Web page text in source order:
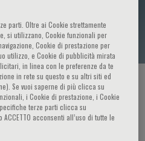
/ RELATORE
parti. Oltre ai Cookie strettamente
si utilizzano, Cookie funzionali per
Cookie di prestazione per
utilizzo, e Cookie di pubblicità mirata
in linea con le preferenze da te
in rete su questo e su altri siti ed
Se vuoi saperne di più clicca su
i Cookie di prestazione, i Cookie
terze parti clicca su
ACCETTO acconsenti all’uso di tutte le